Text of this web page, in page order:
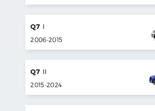
Q7 I
2006-2015
Q7 II
2015-2024